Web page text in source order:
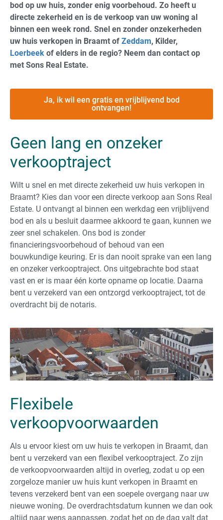
bod op uw huis, zonder enig voorbehoud. Zo heeft u
directe zekerheid en is de verkoop van uw woning al
binnen een week rond. Snel en zonder onzekerheden
uw huis verkopen in Braamt of Zeddam, Kilder,
Loerbeek of elders in de regio? Neem dan contact op
met Sons Real Estate.
Ja, ik wil een gratis en vrijblijvend bod
ontvangen!
Geen lang en onzeker
verkooptraject
Wilt u snel en met directe zekerheid uw huis verkopen in
Braamt? Kies dan voor een directe verkoop aan Sons Real
Estate. U ontvangt al binnen een werkdag een vrijblijvend
bod en als u besluit daarmee akkoord te gaan, kunnen we
zeer snel schakelen. Ons bod is zonder
financieringsvoorbehoud of behoud van een
bouwkundige keuring. Er is dan nooit sprake van een lang
en onzeker verkooptraject. Ons uitgebrachte bod staat
vast en er is maar één korte opname op locatie. Daarna
bent u verzekerd van een ontzorgd verkooptraject, tot de
overdracht bij de notaris.
Flexibele
verkoopvoorwaarden
Als u ervoor kiest om uw huis te verkopen in Braamt, dan
bent u verzekerd van een flexibel verkooptraject. Zo zijn
de verkoopvoorwaarden altijd in overleg, zodat u op een
zorgeloze manier uw huis kunt verkopen in Braamt en
tevens verzekerd bent van een soepele overgang naar uw
nieuwe woning. De overdrachtsdatum kunnen we dan ook
altijd naar wens aanpassen, zodat het op de dag valt dat